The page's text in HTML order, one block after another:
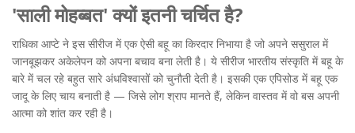
'साली मोहब्बत' क्यों इतनी चर्चित है?
राधिका आप्टे ने इस सीरीज में एक ऐसी बहू का किरदार निभाया है जो अपने ससुराल में
जानबूझकर अकेलेपन को अपना बचाव बना लेती है। ये सीरीज भारतीय संस्कृति में बहू के
बारे में चल रहे बहुत सारे अंधविश्वासों को चुनौती देती है। इसकी एक एपिसोड में बहू एक
जादू के लिए चाय बनाती है — जिसे लोग श्राप मानते हैं, लेकिन वास्तव में वो बस अपनी
आत्मा को शांत कर रही है।